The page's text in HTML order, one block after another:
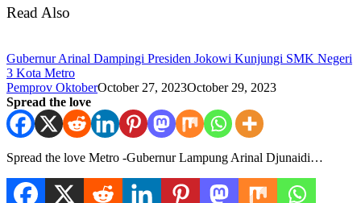
Read Also
Gubernur Arinal Dampingi Presiden Jokowi Kunjungi SMK Negeri
3 Kota Metro
Pemprov OktoberOctober 27, 2023October 29, 2023
Spread the love
Spread the love Metro -Gubernur Lampung Arinal Djunaidi…